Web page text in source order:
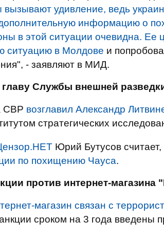
удивление, ведь
информацию о
в этой ситуации очевидна. Ее
ситуацию в Молдове и
- заявляют в МИД.
Службы внешней
СВР возглавил Александр
стратегических
Юрий Бутусов
по похищению Чауса.
против интернет-магазина
магазин связан с
сроком на 3 года введены